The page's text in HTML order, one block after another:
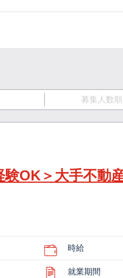
募集人数順
OK＞大手不動
時給
就業期間